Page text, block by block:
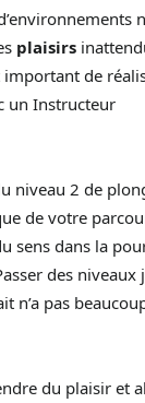
plaisirs
de
un Instructeur
niveau 2 de
de votre
sens dans la
des niveaux
n’a pas
du plaisir et